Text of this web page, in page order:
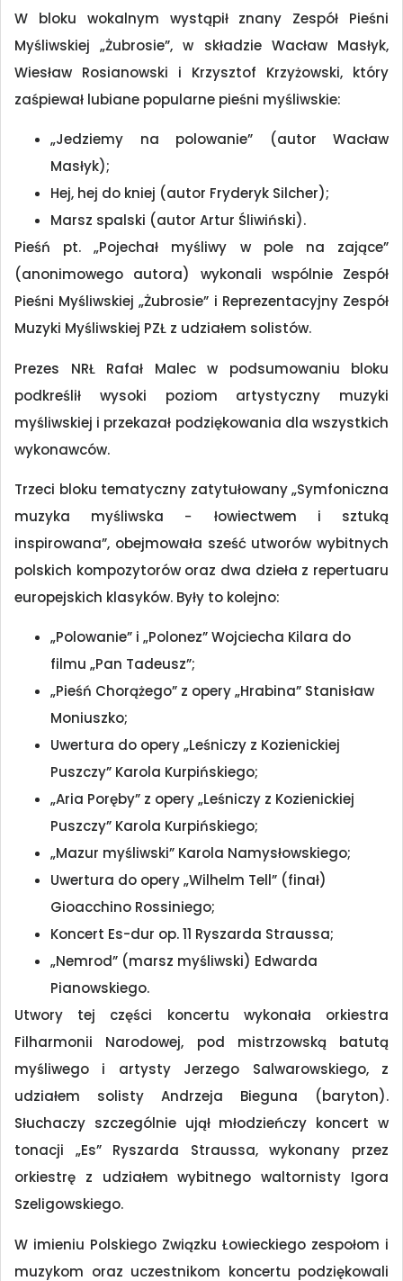
W bloku wokalnym wystąpił znany Zespół Pieśni
Myśliwskiej „Żubrosie”, w składzie Wacław Masłyk,
Wiesław Rosianowski i Krzysztof Krzyżowski, który
zaśpiewał lubiane popularne pieśni myśliwskie:
„Jedziemy na polowanie” (autor Wacław
Masłyk);
Hej, hej do kniej (autor Fryderyk Silcher);
Marsz spalski (autor Artur Śliwiński).
Pieśń pt. „Pojechał myśliwy w pole na zające”
(anonimowego autora) wykonali wspólnie Zespół
Pieśni Myśliwskiej „Żubrosie” i Reprezentacyjny Zespół
Muzyki Myśliwskiej PZŁ z udziałem solistów.
Prezes NRŁ Rafał Malec w podsumowaniu bloku
podkreślił wysoki poziom artystyczny muzyki
myśliwskiej i przekazał podziękowania dla wszystkich
wykonawców.
Trzeci bloku tematyczny zatytułowany „Symfoniczna
muzyka myśliwska − łowiectwem i sztuką
inspirowana”, obejmowała sześć utworów wybitnych
polskich kompozytorów oraz dwa dzieła z repertuaru
europejskich klasyków. Były to kolejno:
„Polowanie” i „Polonez” Wojciecha Kilara do
filmu „Pan Tadeusz”;
„Pieśń Chorążego” z opery „Hrabina” Stanisław
Moniuszko;
Uwertura do opery „Leśniczy z Kozienickiej
Puszczy” Karola Kurpińskiego;
„Aria Poręby” z opery „Leśniczy z Kozienickiej
Puszczy” Karola Kurpińskiego;
„Mazur myśliwski” Karola Namysłowskiego;
Uwertura do opery „Wilhelm Tell” (finał)
Gioacchino Rossiniego;
Koncert Es-dur op. 11 Ryszarda Straussa;
„Nemrod” (marsz myśliwski) Edwarda
Pianowskiego.
Utwory tej części koncertu wykonała orkiestra
Filharmonii Narodowej, pod mistrzowską batutą
myśliwego i artysty Jerzego Salwarowskiego, z
udziałem solisty Andrzeja Bieguna (baryton).
Słuchaczy szczególnie ujął młodzieńczy koncert w
tonacji „Es” Ryszarda Straussa, wykonany przez
orkiestrę z udziałem wybitnego waltornisty Igora
Szeligowskiego.
W imieniu Polskiego Związku Łowieckiego zespołom i
muzykom oraz uczestnikom koncertu podziękowali